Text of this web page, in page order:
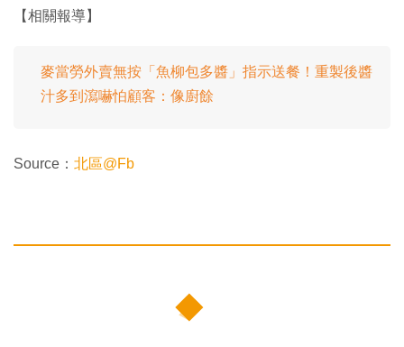
【相關報導】
麥當勞外賣無按「魚柳包多醬」指示送餐！重製後醬
汁多到瀉嚇怕顧客：像廚餘
Source： 北區@Fb